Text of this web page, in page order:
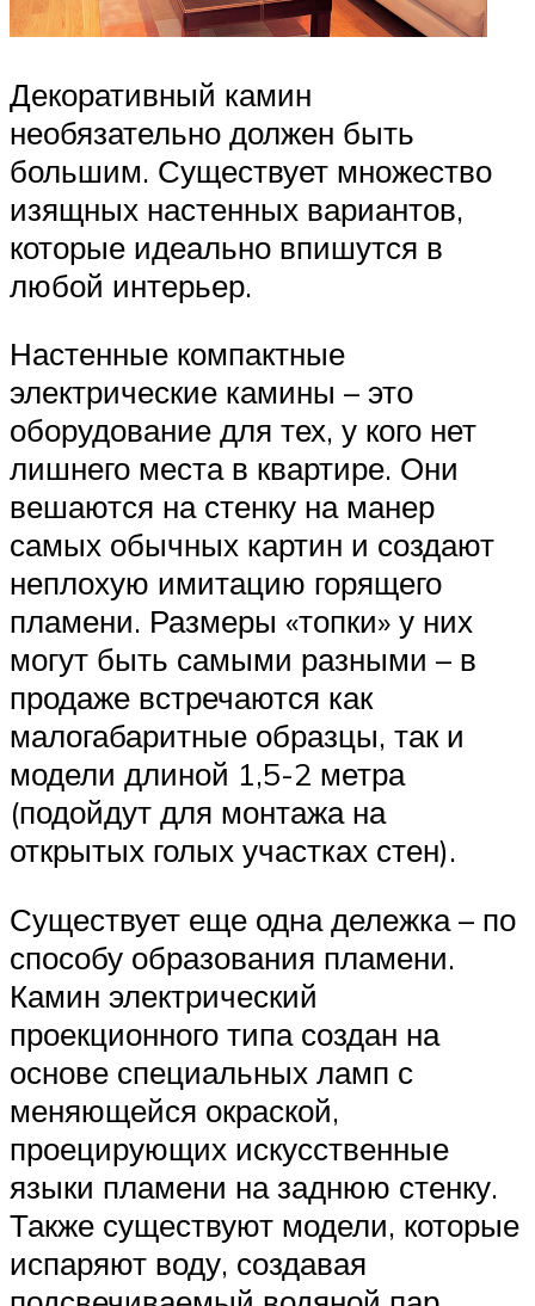
Декоративный камин
необязательно должен быть
большим. Существует множество
изящных настенных вариантов,
которые идеально впишутся в
любой интерьер.
Настенные компактные
электрические камины – это
оборудование для тех, у кого нет
лишнего места в квартире. Они
вешаются на стенку на манер
самых обычных картин и создают
неплохую имитацию горящего
пламени. Размеры «топки» у них
могут быть самыми разными – в
продаже встречаются как
малогабаритные образцы, так и
модели длиной 1,5-2 метра
(подойдут для монтажа на
открытых голых участках стен).
Существует еще одна дележка – по
способу образования пламени.
Камин электрический
проекционного типа создан на
основе специальных ламп с
меняющейся окраской,
проецирующих искусственные
языки пламени на заднюю стенку.
Также существуют модели, которые
испаряют воду, создавая